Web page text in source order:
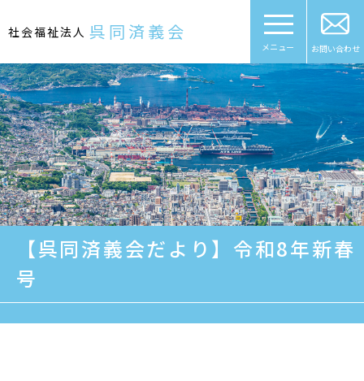
content
社会福祉法人 呉同済義会
メニュー お問い合わせ
【呉同済義会だより】令和8年新春
号